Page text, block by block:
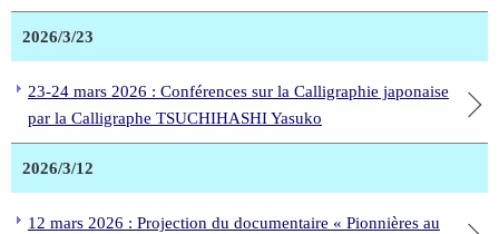
2026/3/23
23-24 mars 2026 : Conférences sur la Calligraphie japonaise
par la Calligraphe TSUCHIHASHI Yasuko
2026/3/12
12 mars 2026 : Projection du documentaire « Pionnières au